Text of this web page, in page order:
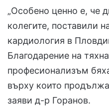
„Особено ценно е, че
колегите, поставили
кардиология в
Благодарение на
професионализъм
върху които
заяви д-р Горанов.